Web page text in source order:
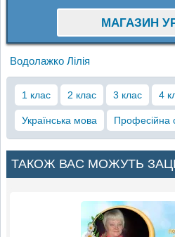
МАГАЗИН
Водолажко Лілія
1 клас 2 клас 3 клас 4
Українська мова Професійна
ТАКОЖ ВАС МОЖУТЬ